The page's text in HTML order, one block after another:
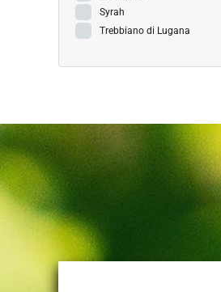
Syrah
Trebbiano di Lugana